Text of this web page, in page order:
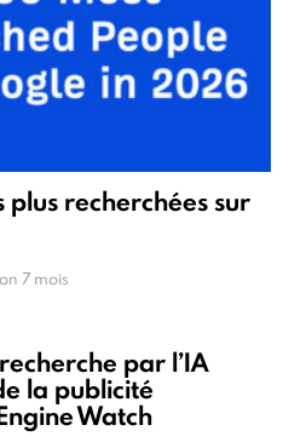
plus recherchées sur
7 mois
par l’IA
la publicité
Watch